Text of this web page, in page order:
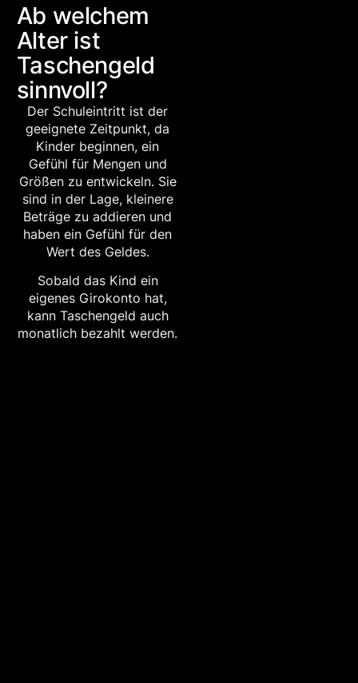
Ab welchem
Alter ist
Taschen­geld
sinnvoll?
Der Schuleintritt ist der
geeignete Zeitpunkt, da
Kinder beginnen, ein
Gefühl für Mengen und
Größen zu entwickeln. Sie
sind in der Lage, kleinere
Beträge zu addieren und
haben ein Gefühl für den
Wert des Geldes.
Sobald das Kind ein
eigenes Girokonto hat,
kann Taschengeld auch
monatlich bezahlt werden.